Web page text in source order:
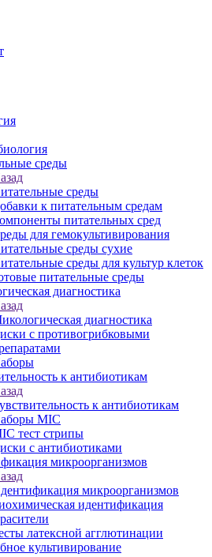
среды
среды
к питательным средам
питательных сред
для гемокультивирования
среды сухие
среды для культур клеток
питательные среды
диагностика
диагностика
с противогрибковыми
к антибиотикам
к антибиотикам
MIC
тест стрипы
с антибиотиками
микроорганизмов
микроорганизмов
идентификация
латексной агглютинации
культивирование